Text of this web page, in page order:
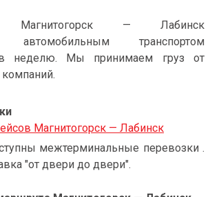
Магнитогорск — Лабинск
автомобильным транспортом
неделю. Мы принимаем груз от
Магнитогорск — Лабинск
межтерминальные перевозки .
"от двери до двери".